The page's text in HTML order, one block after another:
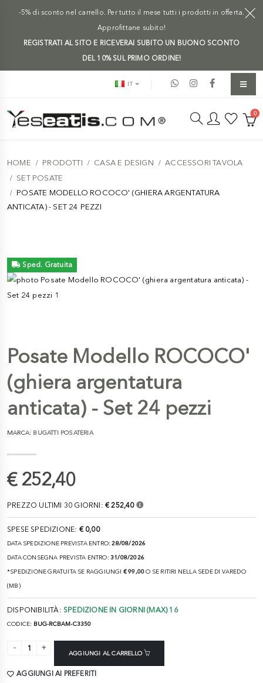
-5% di sconto nel carrello. Per tutto il mese tutti i prodotti in offerta.
Approfittane subito!
REGISTRATI AL SITO E RICEVERAI SUBITO UN BUONO SCONTO
DEL 10% SUL PRIMO ORDINE!
IT
0
HOME PRODOTTI CASA E DESIGN
ACCESSORI TAVOLA
SET POSATE
POSATE MODELLO ROCOCO' (GHIERA ARGENTATURA
ANTICATA) - SET 24 PEZZI
Sped. Gratuita
Posate Modello ROCOCO'
(ghiera argentatura
anticata) - Set 24 pezzi
MARCA: BUGATTI POSATERIA
€ 252,40
PREZZO ULTIMI 30 GIORNI: € 252,40
SPESE SPEDIZIONE: € 0,00
DATA SPEDIZIONE PREVISTA ENTRO:28/08/2026
DATA CONSEGNA PREVISTA ENTRO: 31/08/2026
*SPEDIZIONE GRATUITA SE RAGGIUNGI € 99,00O SE RITIRI NELLA SEDE DI VAREDO
(MB)
DISPONIBILITÀ: SPEDIZIONE IN GIORNI (MAX) 16
CODICE: BUG-RCBAM-C3350
AGGIUNGI AL CARRELLO
AGGIUNGI AI PREFERITI